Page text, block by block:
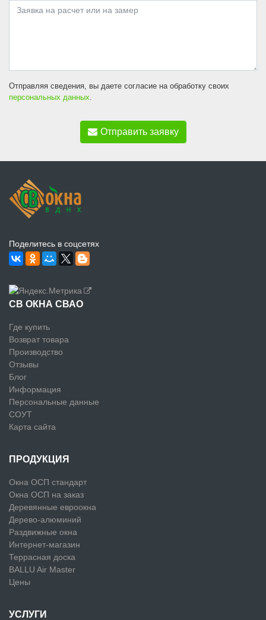
Отправляя сведения, вы даете согласие на обработку своих
персональных данных
Отправить заявку
Поделитесь в соцсетях
СВ ОКНА СВАО
Где купить
Возврат товара
Производство
Отзывы
Блог
Информация
Персональные данные
СОУТ
Карта сайта
ПРОДУКЦИЯ
Окна ОСП стандарт
Окна ОСП на заказ
Деревянные евроокна
Дерево-алюминий
Раздвижные окна
Интернет-магазин
Террасная доска
BALLU Air Master
Цены
УСЛУГИ